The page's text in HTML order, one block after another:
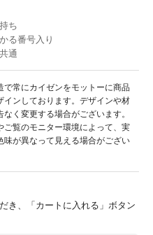
ち
る番号入り
通
で常にカイゼンをモットーに商品
インしております。デザインや材
なく変更する場合がございます。
ご覧のモニター環境によって、実
味が異なって見える場合がござい
き、「カートに入れる」ボタン